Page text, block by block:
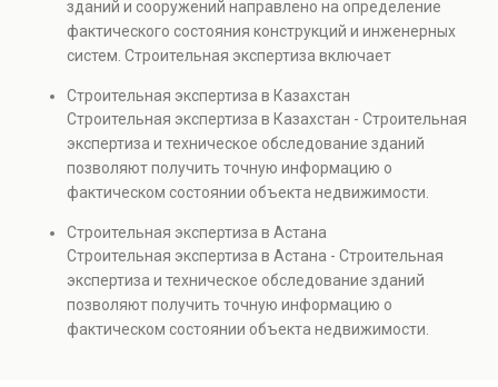
капитальном ремонте и реконструкции объектов, а
также при судебных разбирательствах и технических
проверках.
зданий и сооружений направлено на определение
фактического состояния конструкций и инженерных
систем. Строительная экспертиза включает
элементов и оценку эксплуатационной безопасности.
Услуга востребована при покупке недвижимости,
капитальном ремонте и реконструкции объектов, а
также при судебных разбирательствах и технических
проверках.
Строительная экспертиза в Казахстан
Строительная экспертиза в Казахстан - Строительная
экспертиза и техническое обследование зданий
позволяют получить точную информацию о
фактическом состоянии объекта недвижимости.
инженерных систем с выявлением скрытых дефектов
и нарушений. Услуга используется для проверки
качества строительства, подготовки к реконструкции,
оценки рисков и судебных разбирательств.
Результатом является официальное техническое
Строительная экспертиза в Астана
Строительная экспертиза в Астана - Строительная
экспертиза и техническое обследование зданий
позволяют получить точную информацию о
фактическом состоянии объекта недвижимости.